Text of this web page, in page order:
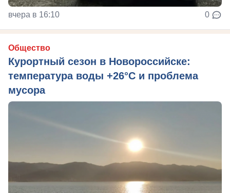
вчера в 16:10 0
Общество
Курортный сезон в Новороссийске:
температура воды +26°C и проблема
мусора